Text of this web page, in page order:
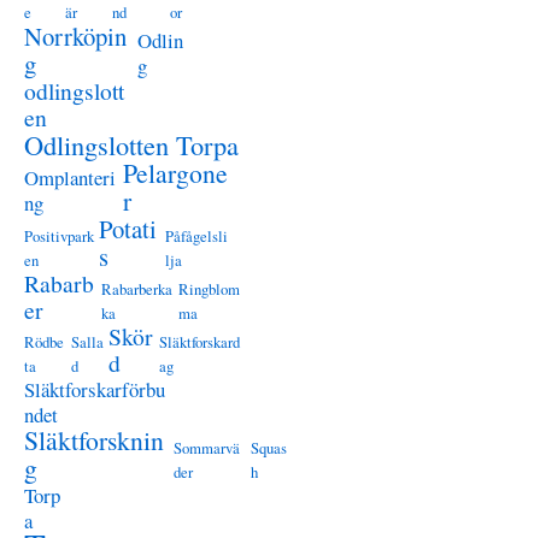
e
är
nd
or
Norrköpin
g
Odlin
g
odlingslott
en
Odlingslotten Torpa
Omplanteri
ng
Pelargone
r
Positivpark
en
Potati
s
Påfågelsli
lja
Rabarb
er
Rabarberka
ka
Ringblom
ma
Rödbe
ta
Salla
d
Skör
d
Släktforskard
ag
Släktforskarförbu
ndet
Släktforsknin
g
Sommarvä
der
Squas
h
Torp
a